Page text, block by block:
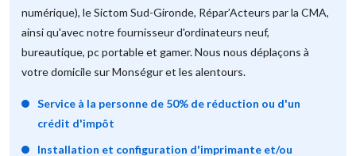
numérique), le Sictom Sud-Gironde, Répar’Acteurs par la CMA,
ainsi qu'avec notre fournisseur d'ordinateurs neuf,
bureautique, pc portable et gamer. Nous nous déplaçons à
votre domicile sur Monségur et les alentours.
Service à la personne de 50% de réduction ou d'un
crédit d'impôt
Installation et configuration d'imprimante et/ou